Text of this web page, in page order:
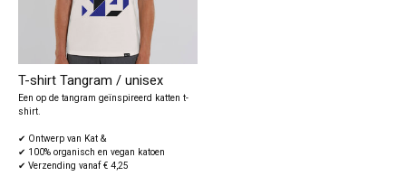
T-shirt Tangram / unisex
Een op de tangram geïnspireerd katten t-
shirt.
✔ Ontwerp van Kat &
✔ 100% organisch en vegan katoen
✔ Verzending vanaf € 4,25